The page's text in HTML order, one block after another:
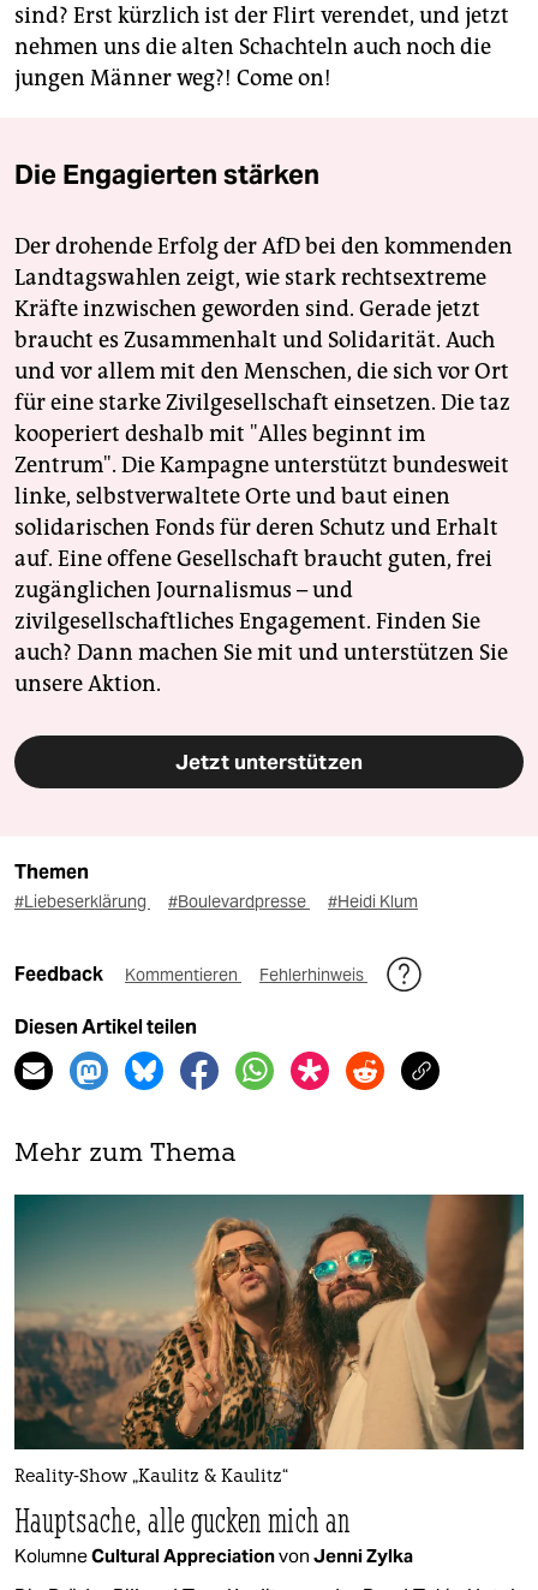
sind? Erst kürzlich ist der Flirt verendet, und jetzt
nehmen uns die alten Schachteln auch noch die
jungen Männer weg?! Come on!
Die Engagierten stärken
Der drohende Erfolg der AfD bei den kommenden
Landtagswahlen zeigt, wie stark rechtsextreme
Kräfte inzwischen geworden sind. Gerade jetzt
braucht es Zusammenhalt und Solidarität. Auch
und vor allem mit den Menschen, die sich vor Ort
für eine starke Zivilgesellschaft einsetzen. Die taz
kooperiert deshalb mit "Alles beginnt im
Zentrum". Die Kampagne unterstützt bundesweit
linke, selbstverwaltete Orte und baut einen
solidarischen Fonds für deren Schutz und Erhalt
auf. Eine offene Gesellschaft braucht guten, frei
zugänglichen Journalismus – und
zivilgesellschaftliches Engagement. Finden Sie
auch? Dann machen Sie mit und unterstützen Sie
unsere Aktion.
Jetzt unterstützen
Themen
#Liebeserklärung #Boulevardpresse #Heidi Klum
Feedback Kommentieren Fehlerhinweis
Diesen Artikel teilen
Mehr zum Thema
Reality-Show „Kaulitz & Kaulitz“
Hauptsache, alle gucken mich an
KolumneCultural Appreciationvon Jenni Zylka